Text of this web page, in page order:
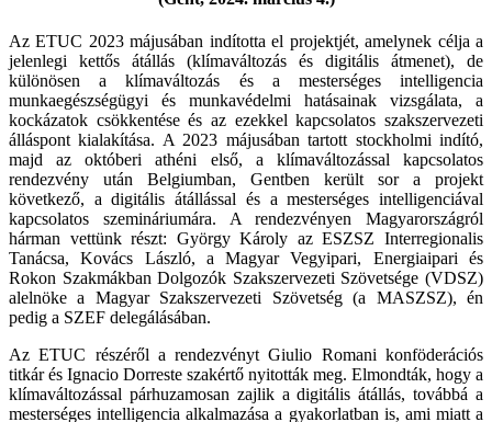
Az ETUC 2023 májusában indította el projektjét, amelynek célja a
jelenlegi kettős átállás (klímaváltozás és digitális átmenet), de
különösen a klímaváltozás és a mesterséges intelligencia
munkaegészségügyi és munkavédelmi hatásainak vizsgálata, a
kockázatok csökkentése és az ezekkel kapcsolatos szakszervezeti
álláspont kialakítása. A 2023 májusában tartott stockholmi indító,
majd az októberi athéni első, a klímaváltozással kapcsolatos
rendezvény után Belgiumban, Gentben került sor a projekt
következő, a digitális átállással és a mesterséges intelligenciával
kapcsolatos szemináriumára. A rendezvényen Magyarországról
hárman vettünk részt: György Károly az ESZSZ Interregionalis
Tanácsa, Kovács László, a Magyar Vegyipari, Energiaipari és
Rokon Szakmákban Dolgozók Szakszervezeti Szövetsége (VDSZ)
alelnöke a Magyar Szakszervezeti Szövetség (a MASZSZ), én
pedig a SZEF delegálásában.
Az ETUC részéről a rendezvényt Giulio Romani konföderációs
titkár és Ignacio Dorreste szakértő nyitották meg. Elmondták, hogy a
klímaváltozással párhuzamosan zajlik a digitális átállás, továbbá a
mesterséges intelligencia alkalmazása a gyakorlatban is, ami miatt a